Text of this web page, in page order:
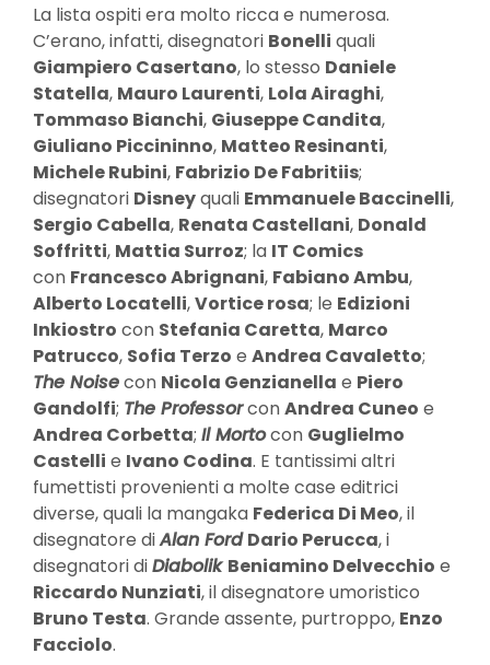
La lista ospiti era molto ricca e numerosa.
C’erano, infatti, disegnatori Bonelli quali
Giampiero Casertano, lo stesso Daniele
Statella, Mauro Laurenti, Lola Airaghi,
Tommaso Bianchi, Giuseppe Candita,
Giuliano Piccininno, Matteo Resinanti,
Michele Rubini, Fabrizio De Fabritiis;
disegnatori Disneyquali Emmanuele Baccinelli,
Sergio Cabella, Renata Castellani, Donald
Soffritti, Mattia Surroz; la IT Comics
con Francesco Abrignani, Fabiano Ambu,
Alberto Locatelli,Vortice rosa; le Edizioni
Inkiostro con Stefania Caretta, Marco
Patrucco, Sofia Terzo e Andrea Cavaletto;
The Noisecon Nicola Genzianella e Piero
Gandolfi; The ProfessorconAndrea Cuneo e
Andrea Corbetta; Il Mortocon Guglielmo
Castelli e Ivano Codina. E tantissimi altri
fumettisti provenienti a molte case editrici
diverse, quali la mangaka Federica Di Meo, il
disegnatore diAlan Ford Dario Perucca, i
disegnatori diDiabolik Beniamino Delvecchio e
Riccardo Nunziati, il disegnatore umoristico
Bruno Testa. Grande assente, purtroppo, Enzo
Facciolo.